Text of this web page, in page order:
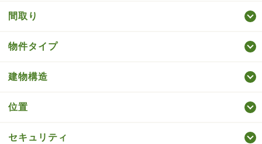
間取り
物件タイプ
建物構造
位置
セキュリティ